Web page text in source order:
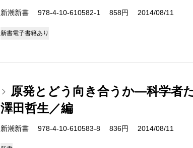
新潮新書 978-4-10-610582-1 858円 2014/08/11
新書電子書籍あり
原発とどう向き合うか―科学者
澤田哲生／編
新潮新書 978-4-10-610583-8 836円 2014/08/11